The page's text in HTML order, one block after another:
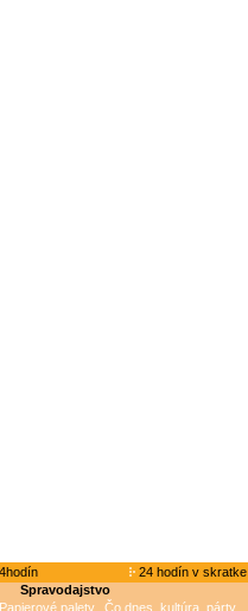
24 hodín v skratke
Spravodajstvo
Papierové palety Čo dnes, kultúra, párty